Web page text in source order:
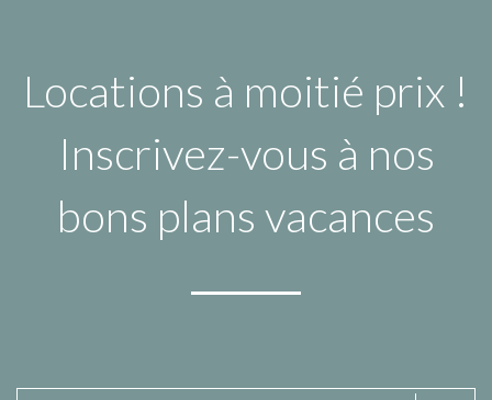
Locations à moitié prix !
Inscrivez-vous à nos
bons plans vacances